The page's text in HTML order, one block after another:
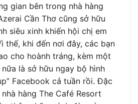
gian bên trong nhà hàng
Cần Thơ cũng sở hữu
siêu xinh khiến hội chị em
thế, khi đến nơi đây, các bạn
cho hoành tráng, kèm một
là sở hữu ngay bộ hình
Facebook cả tuần rồi. Đặc
hàng The Café Resort